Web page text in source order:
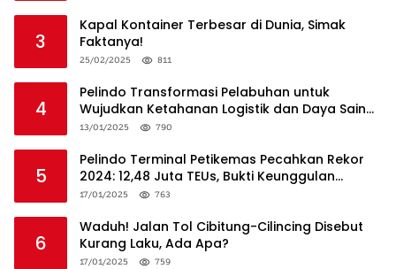
3
Kapal Kontainer Terbesar di Dunia, Simak
Faktanya!
25/02/2025 811
4
Pelindo Transformasi Pelabuhan untuk
Wujudkan Ketahanan Logistik dan Daya Saing
Global
13/01/2025 790
5
Pelindo Terminal Petikemas Pecahkan Rekor
2024: 12,48 Juta TEUs, Bukti Keunggulan
Logistik Nasional
17/01/2025 763
6
Waduh! Jalan Tol Cibitung-Cilincing Disebut
Kurang Laku, Ada Apa?
17/01/2025 759